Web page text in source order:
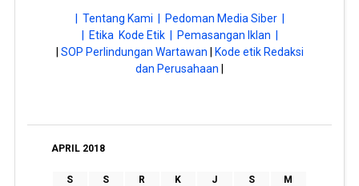
| Tentang Kami |
Pedoman Media Siber |
| Etika Kode Etik |
Pemasangan Iklan |
SOP Perlindungan Wartawan
Kode etik Redaksi
dan Perusahaan
APRIL 2018
S S R K J S
M